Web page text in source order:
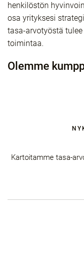
henkilöstön
osa yrityksesi
tasa-arvotyöstä
toimintaa.
Olemme
Kartoitamme tasa-